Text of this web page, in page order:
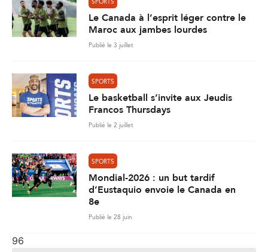
SPORTS
Le Canada à l’esprit léger contre le
Maroc aux jambes lourdes
Publié le 3 juillet
SPORTS
Le basketball s’invite aux Jeudis
Francos Thursdays
Publié le 2 juillet
SPORTS
Mondial-2026 : un but tardif
d’Eustaquio envoie le Canada en
8e
Publié le 28 juin
96